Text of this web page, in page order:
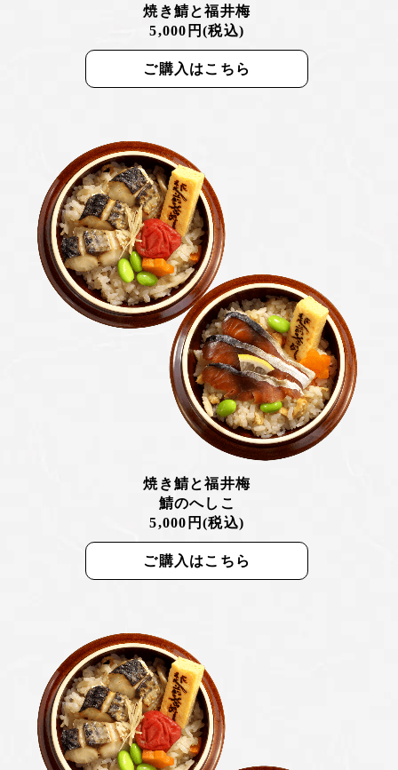
焼き鯖と福井梅
5,000円(税込)
ご購入はこちら
焼き鯖と福井梅
鯖のへしこ
5,000円(税込)
ご購入はこちら